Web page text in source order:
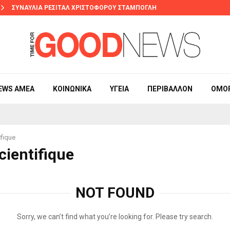
ΣΥΝΑΥΛΙΑ ΡΕΣΙΤΑΛ ΧΡΙΣΤΟΦΟΡΟΥ ΣΤΑΜΠΟΓΛΗ
ΑΜΕΑ ΚΟΙΝΩΝΙΚΆ ΥΓΕΊΑ ΠΕΡΙΒΆΛΛΟΝ
NOT FOUND
Sorry, we can’t find what you’re looking for. Please try search.